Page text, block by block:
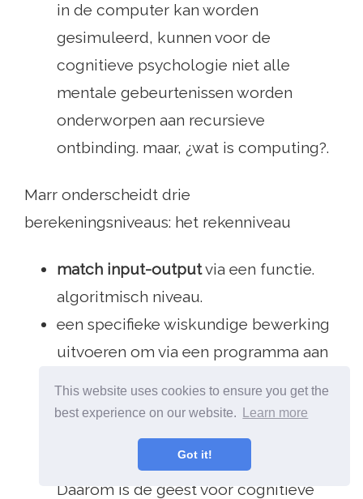
This website uses cookies to ensure you get the
best experience on our website.
Learn more
Got it!
in de computer kan worden
gesimuleerd, kunnen voor de
cognitieve psychologie niet alle
mentale gebeurtenissen worden
onderworpen aan recursieve
ontbinding. maar, ¿wat is computing?.
Marr onderscheidt drie
berekeningsniveaus: het rekenniveau
match input-outputvia een functie.
algoritmisch niveau.
een specifieke wiskundige bewerking
uitvoeren om via een programma aan
worden uitgevoerd. niveau van
implementatie.
fysieke toepassing van de operatie.
Daarom is de geest voor cognitieve